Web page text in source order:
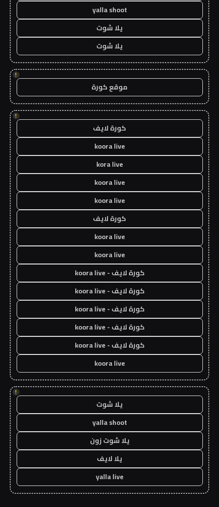
yalla shoot
يلا شوت
يلا شوت
!
موقع كورة
!
كورة لايف
koora live
kora live
koora live
koora live
كورة لايف
koora live
koora live
كورة لايف - koora live
كورة لايف - koora live
كورة لايف - koora live
كورة لايف - koora live
كورة لايف - koora live
koora live
!
يلا شوت
yalla shoot
يلا شوت زون
يلا لايف
yalla live